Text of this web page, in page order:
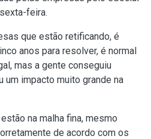
feira.
que estão retificando, é
anos para resolver, é normal
mas a gente conseguiu
um impacto muito grande na
na malha fina, mesmo
de acordo com os